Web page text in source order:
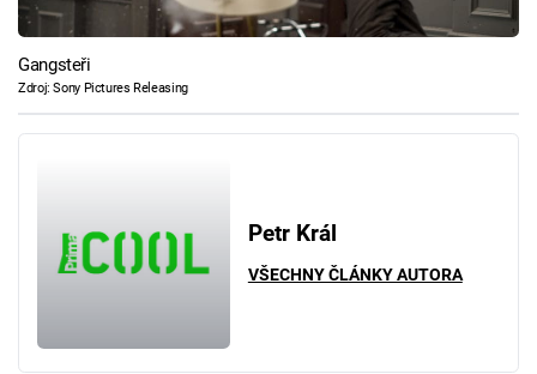
Gangsteři
Zdroj: Sony Pictures Releasing
Petr Král
VŠECHNY ČLÁNKY AUTORA